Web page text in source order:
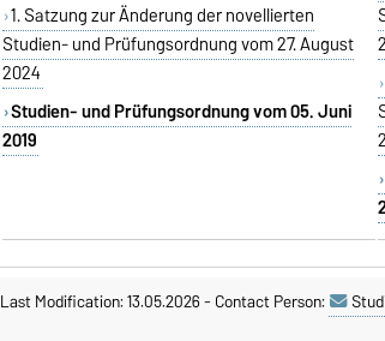
1. Satzung zur Änderung der novellierten
Studien- und Prüfungsordnung vom 27. August
2024
Studien- und Prüfungsordnung vom 05. Juni
2019
Last Modification: 13.05.2026-Contact Person: